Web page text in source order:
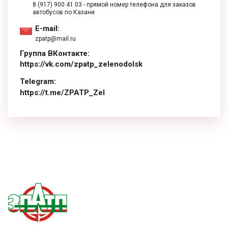
8 (917) 900 41 03 - прямой номер телефона для заказов
автобусов по Казани
E-mail:
zpatp@mail.ru
Группа ВКонтакте:
https://vk.com/zpatp_zelenodolsk
Telegram:
https://t.me/ZPATP_Zel